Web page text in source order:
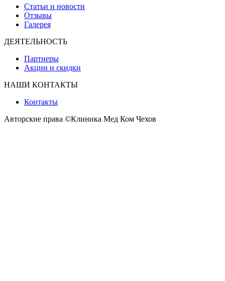
Статьи и новости
Отзывы
Галерея
ДЕЯТЕЛЬНОСТЬ
Партнеры
Акции и скидки
НАШИ КОНТАКТЫ
Контакты
Авторские права ©Клиника Мед Ком Чехов